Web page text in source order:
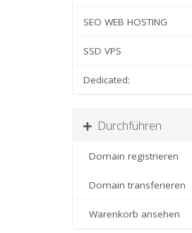
SEO WEB HOSTING
SSD VPS
Dedicated:
Durchführen
Domain registrieren
Domain transferieren
Warenkorb ansehen